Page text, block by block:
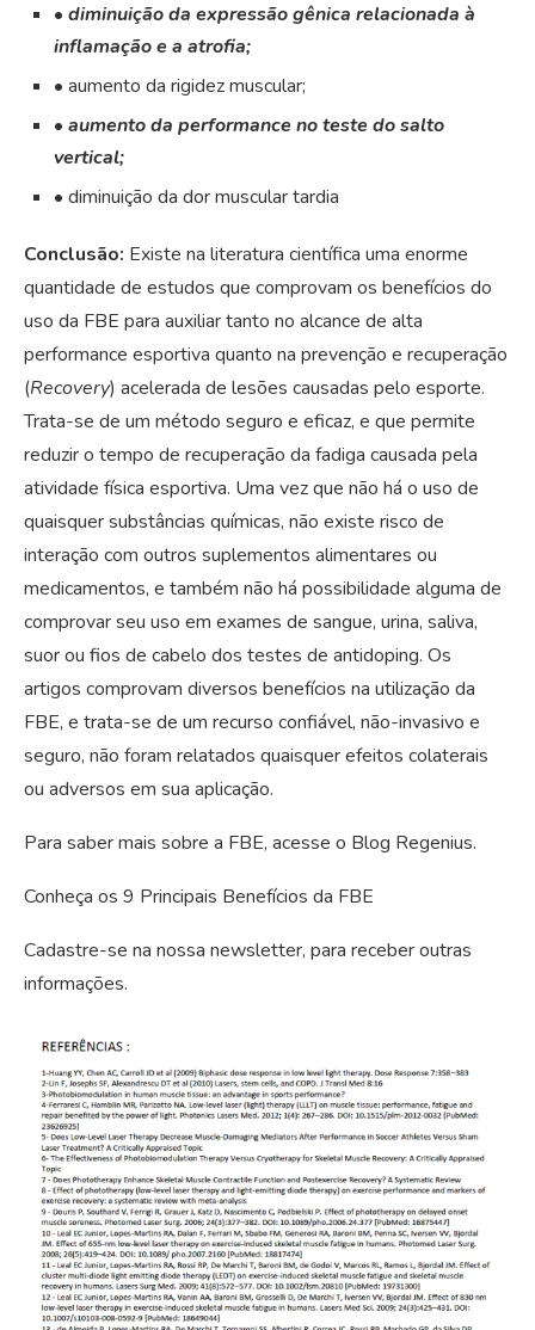
• diminuição da expressão gênica relacionada à
inflamação e a atrofia;
• aumento da rigidez muscular;
• aumento da performance no teste do salto
vertical;
• diminuição da dor muscular tardia
Conclusão: Existe na literatura científica uma enorme
quantidade de estudos que comprovam os benefícios do
uso da FBE para auxiliar tanto no alcance de alta
performance esportiva quanto na prevenção e recuperação
(Recovery) acelerada de lesões causadas pelo esporte.
Trata-se de um método seguro e eficaz, e que permite
reduzir o tempo de recuperação da fadiga causada pela
atividade física esportiva. Uma vez que não há o uso de
quaisquer substâncias químicas, não existe risco de
interação com outros suplementos alimentares ou
medicamentos, e também não há possibilidade alguma de
comprovar seu uso em exames de sangue, urina, saliva,
suor ou fios de cabelo dos testes de antidoping. Os
artigos comprovam diversos benefícios na utilização da
FBE, e trata-se de um recurso confiável, não-invasivo e
seguro, não foram relatados quaisquer efeitos colaterais
ou adversos em sua aplicação.
Para saber mais sobre a FBE, acesse o Blog Regenius.
Conheça os 9 Principais Benefícios da FBE
Cadastre-se na nossa newsletter, para receber outras
informações.